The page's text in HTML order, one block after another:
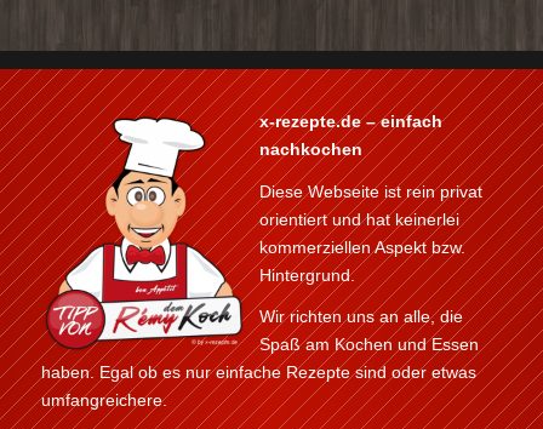
x-rezepte.de – einfach
nachkochen
Diese Webseite ist rein privat
orientiert und hat keinerlei
kommerziellen Aspekt bzw.
Hintergrund.
Wir richten uns an alle, die
Spaß am Kochen und Essen
haben. Egal ob es nur einfache Rezepte sind oder etwas
umfangreichere.